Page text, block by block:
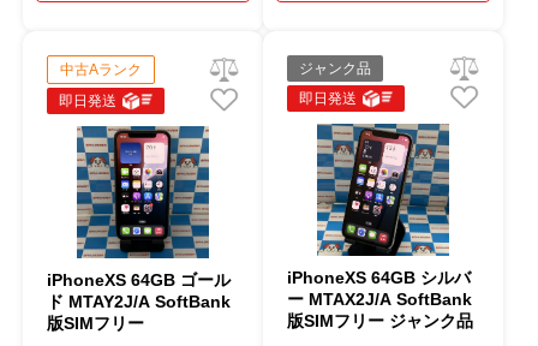
中古Aランク
即日発送
iPhoneXS 64GB ゴール
ド MTAY2J/A SoftBank
版SIMフリー
ジャンク品
即日発送
iPhoneXS 64GB シルバ
ー MTAX2J/A SoftBank
版SIMフリー ジャンク品